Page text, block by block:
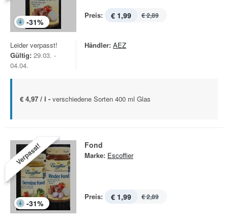
-31%
Preis: € 1,99 € 2,89
Leider verpasst!
Gültig: 29.03. -
04.04.
Händler: AEZ
€ 4,97 / l - verschiedene Sorten 400 ml Glas
Verpasst!
-31%
Fond
Marke: Escoffier
Preis: € 1,99 € 2,89